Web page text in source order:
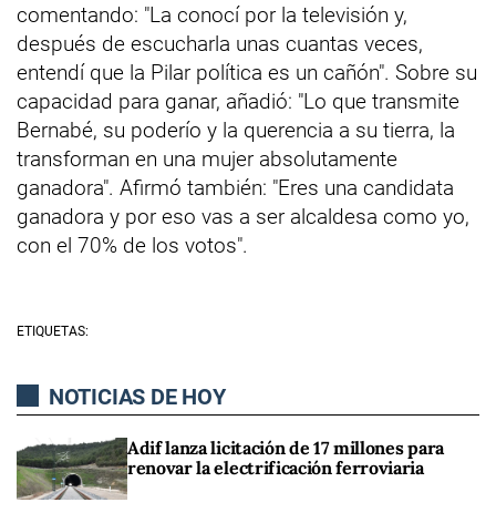
comentando: "La conocí por la televisión y,
después de escucharla unas cuantas veces,
entendí que la Pilar política es un cañón". Sobre su
capacidad para ganar, añadió: "Lo que transmite
Bernabé, su poderío y la querencia a su tierra, la
transforman en una mujer absolutamente
ganadora". Afirmó también: "Eres una candidata
ganadora y por eso vas a ser alcaldesa como yo,
con el 70% de los votos".
ETIQUETAS:
NOTICIAS DE HOY
Adif lanza licitación de 17 millones para
renovar la electrificación ferroviaria